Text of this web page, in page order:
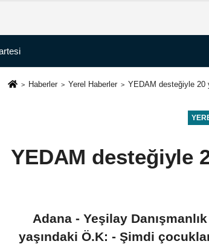
Haberler Yerel Haberler YEDAM desteğiyle 20
YEDAM desteğiyle
Adana - Yeşilay
yaşındaki Ö.K: - Şimdi